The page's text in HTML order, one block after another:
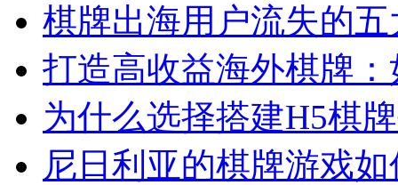
棋牌出海用户流失的
打造高收益海外棋牌
为什么选择搭建H5棋
尼日利亚的棋牌游戏